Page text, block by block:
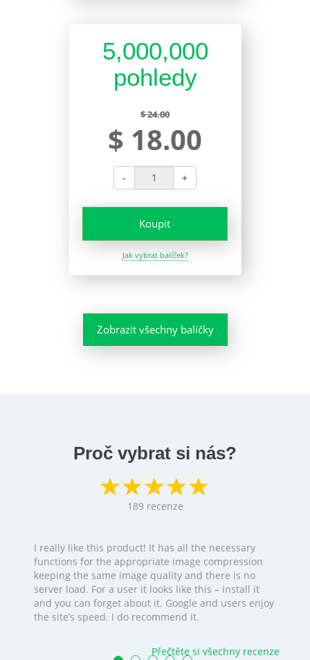
5,000,000
pohledy
$ 24.00
$ 18.00
- +
Koupit
Jak vybrat balíček?
Zobrazit všechny balíčky
Proč vybrat si nás?
189 recenze
I really like this product! It has all the necessary
functions for the appropriate image compression
keeping the same image quality and there is no
server load. For a user it looks like this – install it
and you can forget about it. Google and users enjoy
the site’s speed. I do recommend it.
Přečtěte si všechny recenze